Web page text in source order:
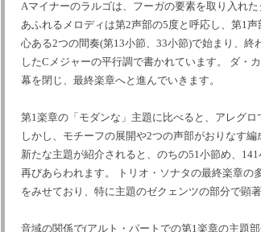
Aマイナーのラルゴは、フーガの要素を取り入れ
あふれるメロディは第2声部の5度と呼応し、第1
心ある2つの間奏(第13小節、33小節)で始まり、
したCメジャーの平行調で書かれています。 ダ・
幕を閉じ、最終楽章へと進んでいきます。
第1楽章の「モダンな」主題に比べると、アレグ
しかし、モチーフの展開や2つの声部がおりなす
新たな主題が紹介されると、のちの51小節め、
再びあらわれます。 トリオ・ソナタの最終楽章
をみせており、特に主題のゼクェンツの部分で顕
音域の関係で(アルト・パートでの第1楽章の主題